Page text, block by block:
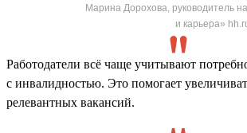
Марина Дорохова, руководитель
и карьера»
Работодатели всё чаще учитывают
с инвалидностью. Это помогает
релевантных вакансий.